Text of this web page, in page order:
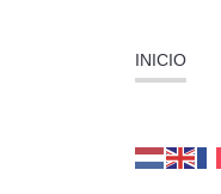
INICIO